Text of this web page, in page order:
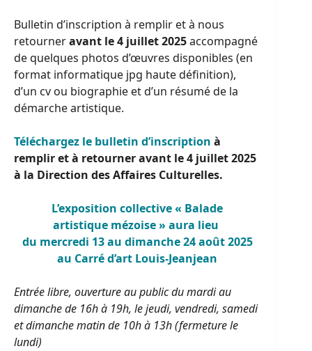
Bulletin d’inscription à remplir et à nous
retourneravant le 4 juillet 2025accompagné
de quelques photos d’œuvres disponibles (en
format informatique jpg haute définition),
d’un cv ou biographie et d’un résumé de la
démarche artistique.
Téléchargez le bulletin d’inscription à
remplir et à retourner avant le 4 juillet 2025
à la Direction des Affaires Culturelles.
L’exposition collective « Balade
artistique mézoise » aura lieu
du mercredi 13 au dimanche 24 août 2025
au Carré d’art Louis-Jeanjean
Entrée libre, ouverture au public du mardi au
dimanche de 16h à 19h, le jeudi, vendredi, samedi
et dimanche matin de 10h à 13h (fermeture le
lundi)